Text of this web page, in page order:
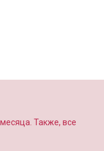
Также, все